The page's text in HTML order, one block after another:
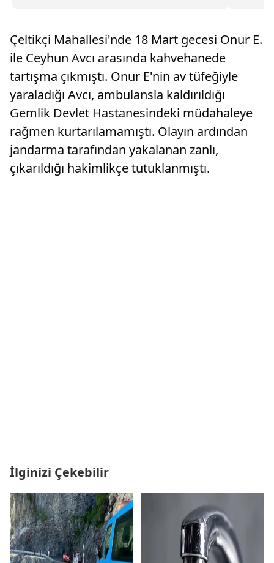
için çalışm...
Çeltikçi Mahallesi'nde 18 Mart gecesi Onur E.
ile Ceyhun Avcı arasında kahvehanede
tartışma çıkmıştı. Onur E'nin av tüfeğiyle
yaraladığı Avcı, ambulansla kaldırıldığı
Gemlik Devlet Hastanesindeki müdahaleye
rağmen kurtarılamamıştı. Olayın ardından
jandarma tarafından yakalanan zanlı,
çıkarıldığı hakimlikçe tutuklanmıştı.
İlginizi Çekebilir